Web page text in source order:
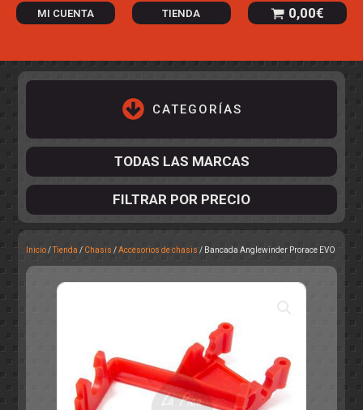
MI CUENTA TIENDA 0,00€
CATEGORÍAS
OTROS
RALLY
TODAS LAS MARCAS
FILTRAR POR PRECIO
Inicio/Tienda / Chasis /Accesorios de chasis / Bancada Anglewinder Prorace EVO